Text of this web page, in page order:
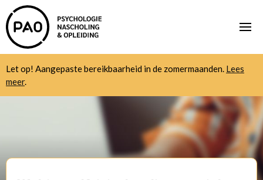
Let op! Aangepaste bereikbaarheid in de zomermaanden. Lees
meer.